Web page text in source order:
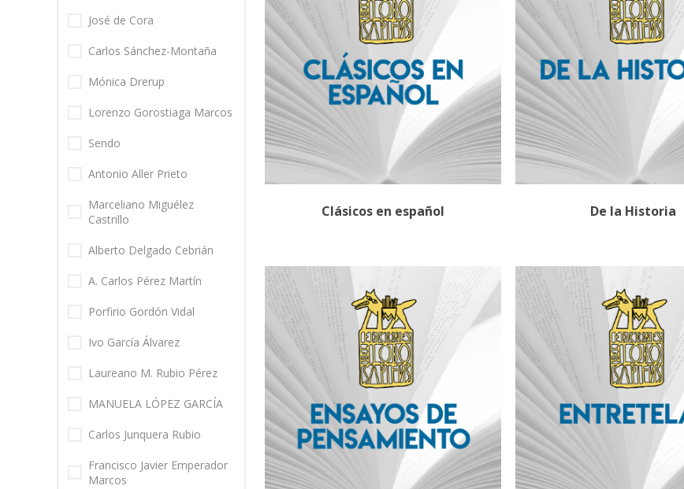
Clásicos en español De la Historia
José de Cora
Carlos Sánchez-Montaña
Mónica Drerup
Lorenzo Gorostiaga Marcos
Sendo
Antonio Aller Prieto
Marceliano Miguélez
Castrillo
Alberto Delgado Cebrián
A. Carlos Pérez Martín
Porfirio Gordón Vidal
Ivo García Álvarez
Laureano M. Rubio Pérez
MANUELA LÓPEZ GARCÍA
Carlos Junquera Rubio
Francisco Javier Emperador
Marcos